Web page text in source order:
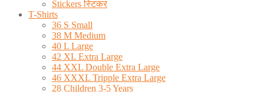
Stickers स्टिकर
T-Shirts
36 S Small
38 M Medium
40 L Large
42 XL Extra Large
44 XXL Double Extra Large
46 XXXL Tripple Extra Large
28 Children 3-5 Years